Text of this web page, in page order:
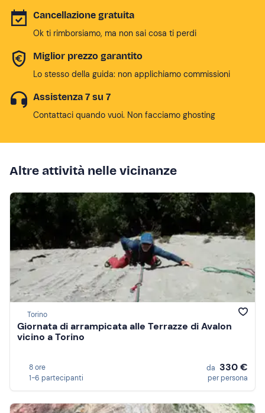
Cancellazione gratuita
Ok ti rimborsiamo, ma non sai cosa ti perdi
Miglior prezzo garantito
Lo stesso della guida: non applichiamo commissioni
Assistenza 7 su 7
Contattaci quando vuoi. Non facciamo ghosting
Altre attività nelle vicinanze
Torino
Giornata di arrampicata alle Terrazze di Avalon
vicino a Torino
8 ore
1-6 partecipanti
da 330 €
per persona